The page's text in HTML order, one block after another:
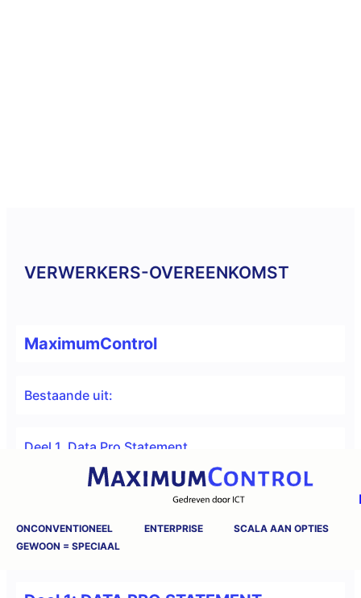
ONCONVENTIONEEL ENTERPRISE
SCALA AAN OPTIES
GEWOON = SPECIAAL
VERWERKERS-OVEREENKOMST
MaximumControl
Bestaande uit:
Deel 1. Data Pro Statement
Deel 2. Standaardclausules voor verwerkingen
Versie 1.1/12-10-2021